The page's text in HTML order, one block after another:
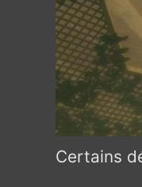
Certains